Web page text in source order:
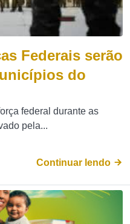
Federais serão
do
federal durante as
pela...
Continuar lendo